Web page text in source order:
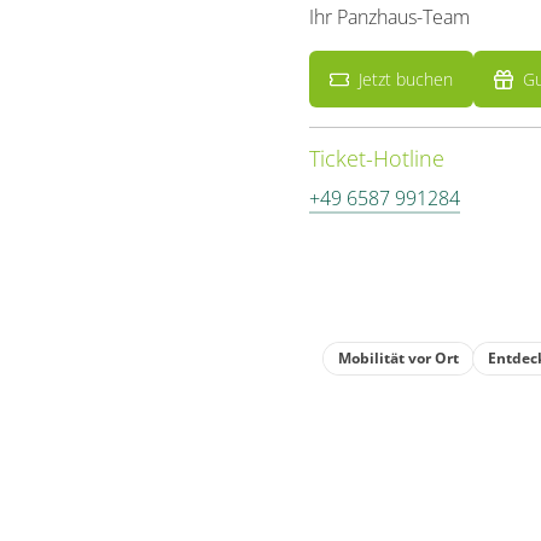
Ihr Panzhaus-Team
Jetzt buchen
Ticket-Hotline
+49 6587 991284
Mobilität vor Ort